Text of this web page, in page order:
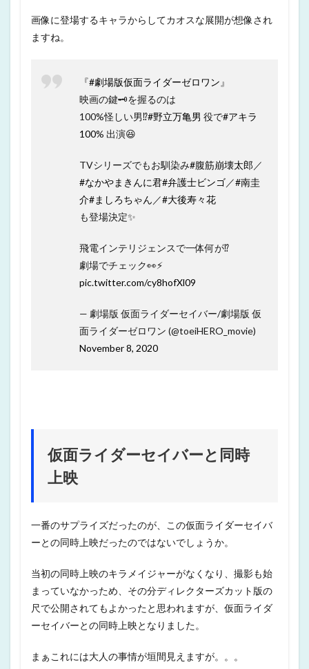
画像に登場するキャラからしてカオスな展開が想像され
ますね。
『#劇場版仮面ライダーゼロワン 』
映画の鍵🗝を握るのは
100%怪しい男⁉️#野立万亀男 役で#アキラ
100% 出演😆
TVシリーズでもお馴染み#腹筋崩壊太郎 ／
#なかやまきんに君#弁護士ビンゴ／#南圭
介#ましろちゃん ／#大後寿々花
も登場決定✨
飛電インテリジェンスで一体何が⁉️
劇場でチェック👀⚡️
pic.twitter.com/cy8hofXl09
— 劇場版 仮面ライダーセイバー/劇場版 仮
面ライダーゼロワン (@toeiHERO_movie)
November 8, 2020
仮面ライダーセイバーと同時
上映
一番のサプライズだったのが、この仮面ライダーセイバ
ーとの同時上映だったのではないでしょうか。
当初の同時上映のキラメイジャーがなくなり、撮影も始
まっていなかっため、その分ディレクターズカット版の
尺で公開されてもよかったと思われますが、仮面ライダ
ーセイバーとの同時上映となりました。
まぁこれには大人の事情が垣間見えますが。。。